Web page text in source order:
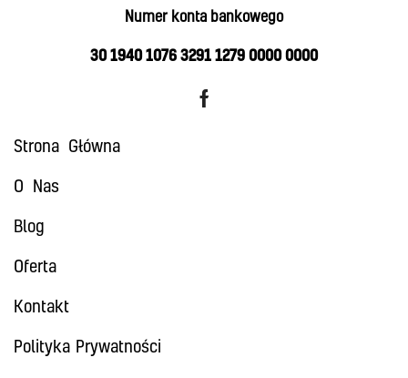
Numer konta bankowego
30 1940 1076 3291 1279 0000 0000
Strona Główna
O Nas
Blog
Oferta
Kontakt
Polityka Prywatności